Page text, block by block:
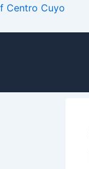
Centro Cuyo